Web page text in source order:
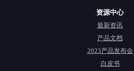
资源中心
最新资讯
产品文档
2023产品发布会
白皮书